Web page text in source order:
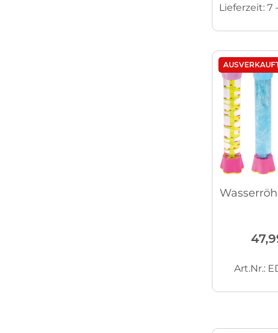
Lieferzeit: 7
Art.Nr.: